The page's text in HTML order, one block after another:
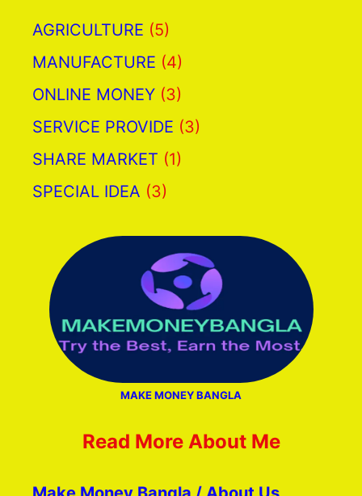
AGRICULTURE (5)
MANUFACTURE (4)
ONLINE MONEY (3)
SERVICE PROVIDE (3)
SHARE MARKET (1)
SPECIAL IDEA (3)
MAKE MONEY BANGLA
Read More About Me